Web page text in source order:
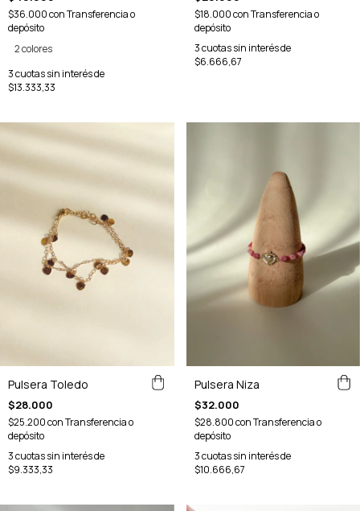
$36.000conTransferencia o
depósito
2 colores
3cuotas sin interés de
$13.333,33
$18.000conTransferencia o
depósito
3cuotas sin interés de
$6.666,67
Pulsera Toledo
$28.000
$25.200conTransferencia o
depósito
3cuotas sin interés de
$9.333,33
Pulsera Niza
$32.000
$28.800conTransferencia o
depósito
3cuotas sin interés de
$10.666,67